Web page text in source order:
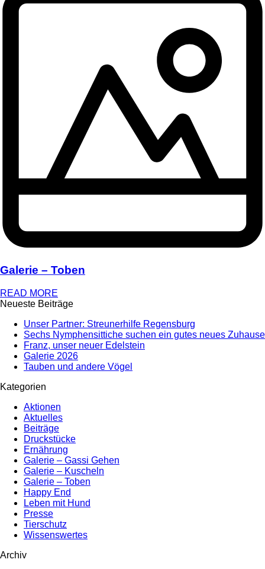
Galerie – Toben
READ MORE
Neueste Beiträge
Unser Partner: Streunerhilfe Regensburg
Sechs Nymphensittiche suchen ein gutes neues Zuhause
Franz, unser neuer Edelstein
Galerie 2026
Tauben und andere Vögel
Kategorien
Aktionen
Aktuelles
Beiträge
Druckstücke
Ernährung
Galerie – Gassi Gehen
Galerie – Kuscheln
Galerie – Toben
Happy End
Leben mit Hund
Presse
Tierschutz
Wissenswertes
Archiv